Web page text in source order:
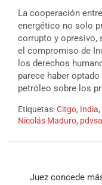
La cooperación
energético no solo
corrupto y opresivo,
el compromiso de
los derechos
parece haber
petróleo sobre los
Etiquetas:Citgo, India,
Nicolás Maduro, pdvsa
Juez concede